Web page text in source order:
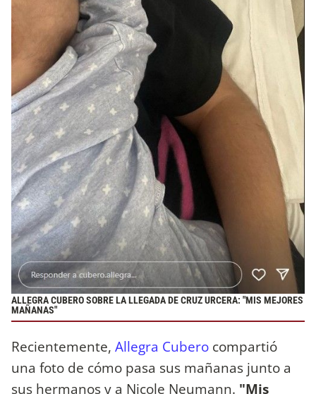
ALLEGRA CUBERO SOBRE LA LLEGADA DE CRUZ URCERA: "MIS MEJORES
MAÑANAS"
Recientemente, Allegra Cubero compartió
una foto de cómo pasa sus mañanas junto a
sus hermanos y a Nicole Neumann. "Mis